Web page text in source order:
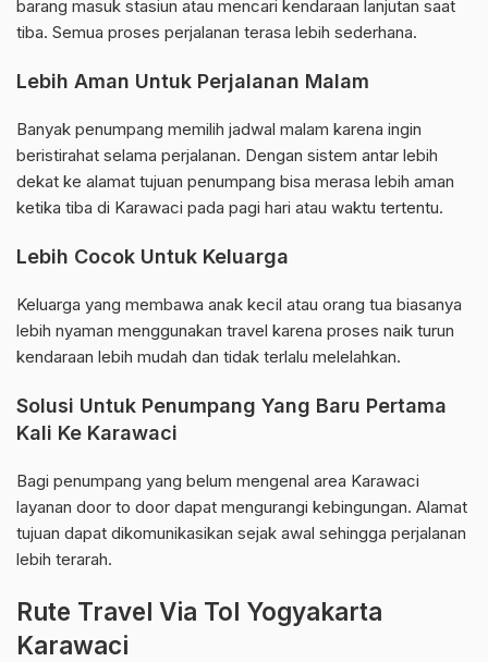
barang masuk stasiun atau mencari kendaraan lanjutan saat
tiba. Semua proses perjalanan terasa lebih sederhana.
Lebih Aman Untuk Perjalanan Malam
Banyak penumpang memilih jadwal malam karena ingin
beristirahat selama perjalanan. Dengan sistem antar lebih
dekat ke alamat tujuan penumpang bisa merasa lebih aman
ketika tiba di Karawaci pada pagi hari atau waktu tertentu.
Lebih Cocok Untuk Keluarga
Keluarga yang membawa anak kecil atau orang tua biasanya
lebih nyaman menggunakan travel karena proses naik turun
kendaraan lebih mudah dan tidak terlalu melelahkan.
Solusi Untuk Penumpang Yang Baru Pertama
Kali Ke Karawaci
Bagi penumpang yang belum mengenal area Karawaci
layanan door to door dapat mengurangi kebingungan. Alamat
tujuan dapat dikomunikasikan sejak awal sehingga perjalanan
lebih terarah.
Rute Travel Via Tol Yogyakarta
Karawaci